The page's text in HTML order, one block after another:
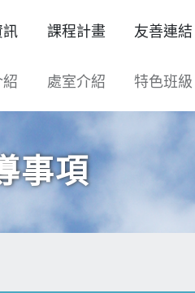
訊 課程計畫 友善連結
處室介紹 特色班級
事項